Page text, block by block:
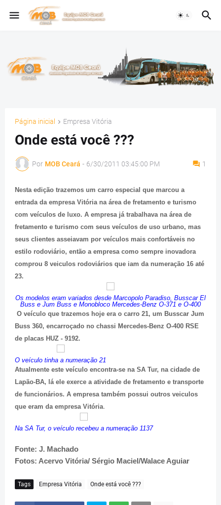
Página inicial Empresa Vitória
Onde está você ???
Por MOB Ceará - 6/30/2011 03:45:00 PM 1
Nesta edição trazemos um carro especial que marcou a
entrada da empresa Vitória na área de fretamento e turismo
com veículos de luxo. A empresa já trabalhava na área de
fretamento e turismo com seus veículos de uso urbano, mas
seus clientes asseiavam por veículos mais confortáveis no
estilo rodoviário, então a empresa como sempre inovadora
comprou 8 veiculos rodoviários que iam da numeração 16 até
23.
Os modelos eram variados desde Marcopolo Paradiso, Busscar El
Buss e Jum Buss e Monobloco Mercedes-Benz O-371 e O-400
O veículo que trazemos hoje era o carro 21, um Busscar Jum
Buss 360, encarroçado no chassi Mercedes-Benz O-400 RSE
de placas HUZ - 9192.
O veículo tinha a numeração 21
Atualmente este veículo encontra-se na SA Tur, na cidade de
Lapão-BA, lá ele exerce a atividade de fretamento e transporte
de funcionários. A empresa também possui outros veiculos
que eram da empresa Vitória.
Na SA Tur, o veículo recebeu a numeração 1137
Fonte: J. Machado
Fotos: Acervo Vitória/ Sérgio Maciel/Walace Aguiar
Tags Empresa Vitória Onde está você ???